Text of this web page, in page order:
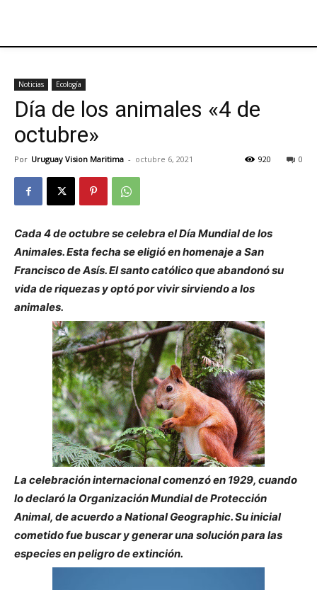
Noticias Ecología
Día de los animales «4 de
octubre»
Por Uruguay Vision Maritima - octubre 6, 2021 0
920
Cada 4 de octubre se celebra el Día Mundial de los
Animales. Esta fecha se eligió en homenaje a San
Francisco de Asís. El santo católico que abandonó su
vida de riquezas y optó por vivir sirviendo a los
animales.
La celebración internacional comenzó en 1929, cuando
lo declaró la Organización Mundial de Protección
Animal, de acuerdo a National Geographic. Su inicial
cometido fue buscar y generar una solución para las
especies en peligro de extinción.